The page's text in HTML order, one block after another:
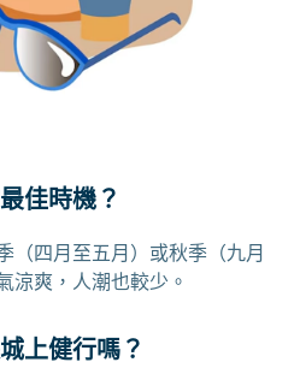
佳時機？
（四月至五月）或秋季（九月
涼爽，人潮也較少。
上健行嗎？